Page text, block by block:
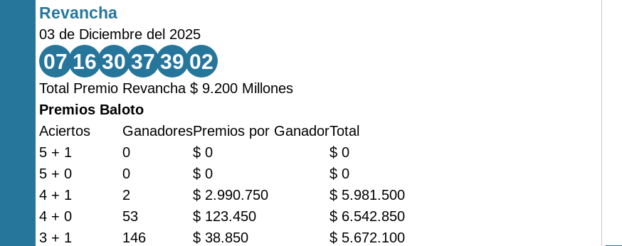
Revancha
03 de Diciembre del 2025
07 16 30 37 39 02
Total Premio Revancha $ 9.200 Millones
Premios Baloto
Aciertos
GanadoresPremios por GanadorTotal
5 + 1
0 $ 0
$ 0
5 + 0
0 $ 0
$ 0
4 + 1
2 $ 2.990.750
$ 5.981.500
4 + 0
53 $ 123.450
$ 6.542.850
3 + 1
146 $ 38.850
$ 5.672.100